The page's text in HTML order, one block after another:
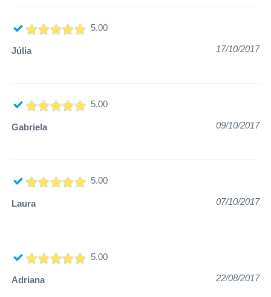
5.00
Júlia 17/10/2017
5.00
Gabriela 09/10/2017
5.00
Laura 07/10/2017
5.00
Adriana 22/08/2017